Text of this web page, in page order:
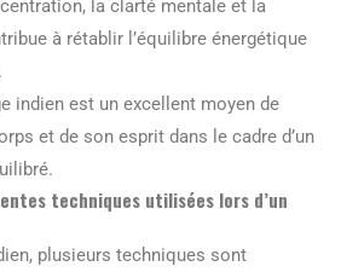
la clarté mentale et la
à rétablir l’équilibre énergétique
indien est un excellent moyen de
et de son esprit dans le cadre d’un
techniques utilisées lors d’un
plusieurs techniques sont